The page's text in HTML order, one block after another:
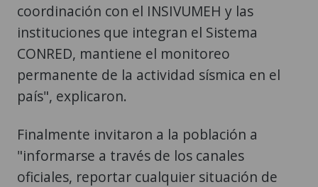
coordinación con el INSIVUMEH y las
instituciones que integran el Sistema
CONRED, mantiene el monitoreo
permanente de la actividad sísmica en el
país", explicaron.
Finalmente invitaron a la población a
"informarse a través de los canales
oficiales, reportar cualquier situación de